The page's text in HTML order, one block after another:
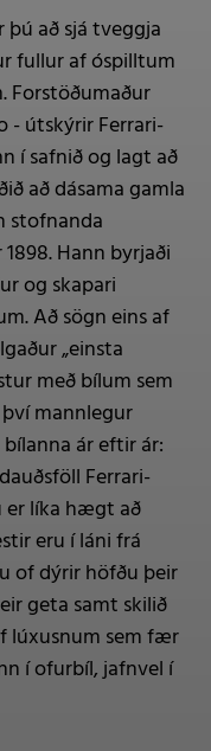
þú að sjá tveggja
fullur af óspilltum
Forstöðumaður
- útskýrir Ferrari-
í safnið og lagt að
að dásama gamla
stofnanda
Hann byrjaði
og skapari
Að sögn eins af
„einsta
með bílum sem
mannlegur
ár eftir ár:
Ferrari-
er líka hægt að
eru í láni frá
of dýrir höfðu þeir
geta samt skilið
lúxusnum sem fær
í ofurbíl, jafnvel í